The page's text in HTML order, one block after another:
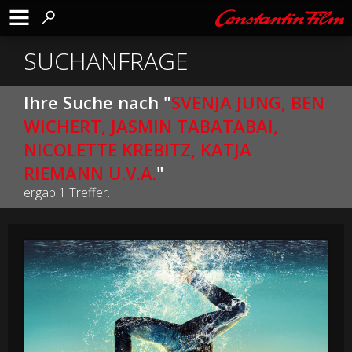
SUCHANFRAGE
Ihre Suche nach "SVENJA JUNG, BEN
WICHERT, JASMIN TABATABAI,
NICOLETTE KREBITZ, KATJA
RIEMANN U.V.A."
ergab 1 Treffer.